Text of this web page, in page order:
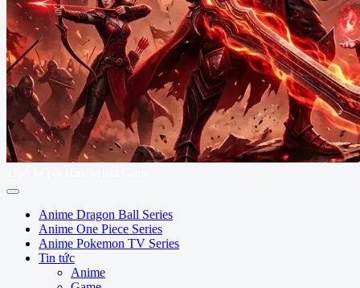
Anime Dragon Ball Series
Anime One Piece Series
Anime Pokemon TV Series
Tin tức
Anime